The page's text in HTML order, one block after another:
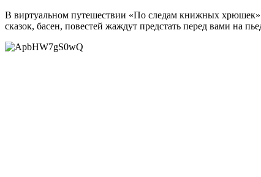
В виртуальном путешествии «По следам книжных
сказок, басен, повестей жаждут предстать перед вами на